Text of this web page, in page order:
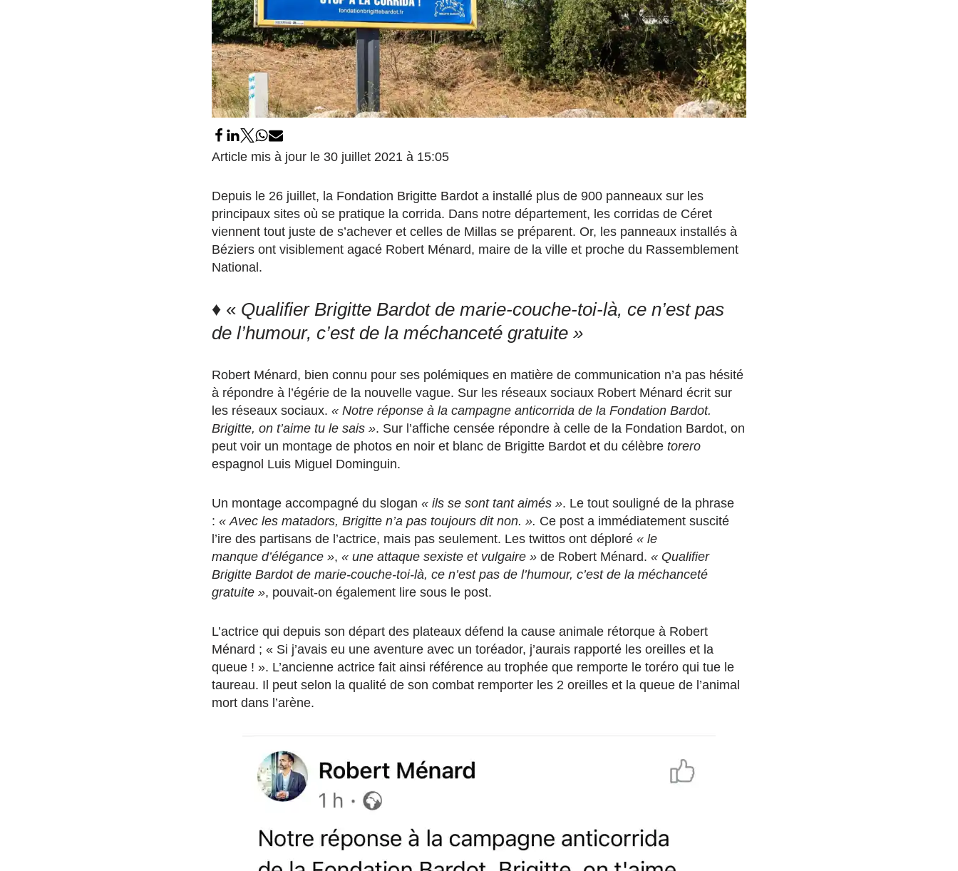
Article mis à jour le 30 juillet 2021 à 15:05
Depuis le 26 juillet, la Fondation Brigitte Bardot a installé plus de 900 panneaux sur les
principaux sites où se pratique la corrida. Dans notre département, les corridas de Céret
viennent tout juste de s’achever et celles de Millas se préparent. Or, les panneaux installés à
Béziers ont visiblement agacé Robert Ménard, maire de la ville et proche du Rassemblement
National.
♦ « Qualifier Brigitte Bardot de marie-couche-toi-là, ce n’est pas
de l’humour, c’est de la méchanceté gratuite »
Robert Ménard, bien connu pour ses polémiques en matière de communication n’a pas hésité
à répondre à l’égérie de la nouvelle vague. Sur les réseaux sociaux Robert Ménard écrit sur
les réseaux sociaux. « Notre réponse à la campagne anticorrida de la Fondation Bardot.
Brigitte, on t’aime tu le sais ». Sur l’affiche censée répondre à celle de la Fondation Bardot, on
peut voir un montage de photos en noir et blanc de Brigitte Bardot et du célèbre torero
espagnol Luis Miguel Dominguin.
Un montage accompagné du slogan « ils se sont tant aimés ». Le tout souligné de la phrase
: « Avec les matadors, Brigitte n’a pas toujours dit non. ». Ce post a immédiatement suscité
l’ire des partisans de l’actrice, mais pas seulement. Les twittos ont déploré « le
manque d’élégance », « une attaque sexiste et vulgaire » de Robert Ménard. « Qualifier
Brigitte Bardot de marie-couche-toi-là, ce n’est pas de l’humour, c’est de la méchanceté
gratuite », pouvait-on également lire sous le post.
L’actrice qui depuis son départ des plateaux défend la cause animale rétorque à Robert
Ménard ; « Si j’avais eu une aventure avec un toréador, j’aurais rapporté les oreilles et la
queue ! ». L’ancienne actrice fait ainsi référence au trophée que remporte le toréro qui tue le
taureau. Il peut selon la qualité de son combat remporter les 2 oreilles et la queue de l’animal
mort dans l’arène.